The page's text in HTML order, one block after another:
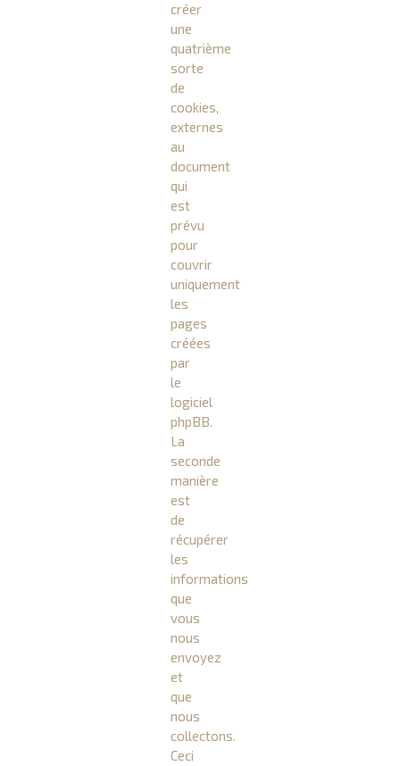
créer
une
quatrième
sorte
de
cookies,
externes
au
document
qui
est
prévu
pour
couvrir
uniquement
les
pages
créées
par
le
logiciel
phpBB.
La
seconde
manière
est
de
récupérer
les
informations
que
vous
nous
envoyez
et
que
nous
collectons.
Ceci